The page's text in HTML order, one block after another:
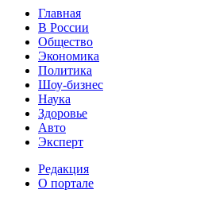
Главная
В России
Общество
Экономика
Политика
Шоу-бизнес
Наука
Здоровье
Авто
Эксперт
Редакция
О портале